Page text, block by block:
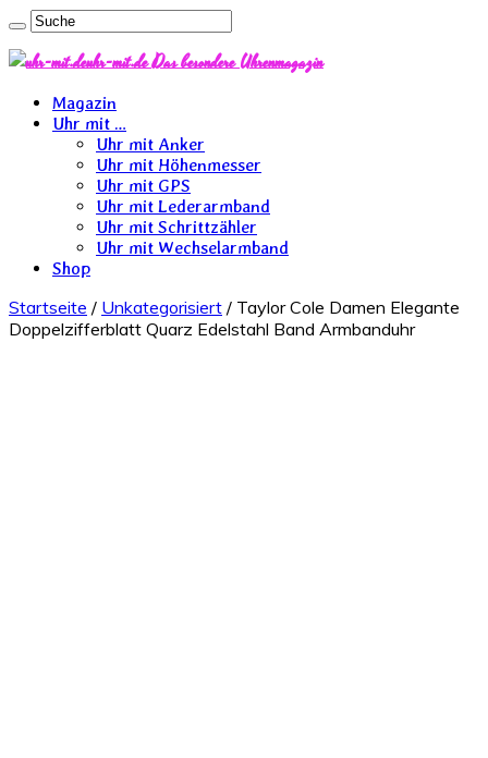
uhr-mit.de Das besondere Uhrenmagazin
Magazin
Uhr mit …
Uhr mit Anker
Uhr mit Höhenmesser
Uhr mit GPS
Uhr mit Lederarmband
Uhr mit Schrittzähler
Uhr mit Wechselarmband
Shop
Startseite / Unkategorisiert / Taylor Cole Damen Elegante
Doppelzifferblatt Quarz Edelstahl Band Armbanduhr